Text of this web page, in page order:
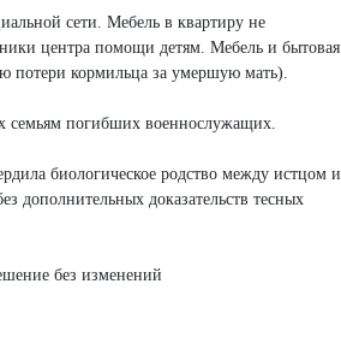
сети. Мебель в квартиру не
центра помощи детям. Мебель и бытовая
потери кормильца за умершую мать).
семьям погибших военнослужащих.
биологическое родство между истцом и
дополнительных доказательств тесных
без изменений